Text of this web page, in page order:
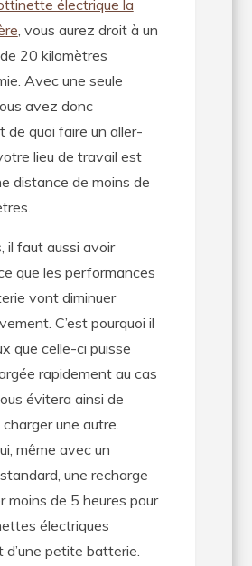
électrique la
, vous aurez droit à un
20 kilomètres
Avec une seule
avez donc
de quoi faire un aller-
lieu de travail est
distance de moins de
il faut aussi avoir
que les performances
vont diminuer
C’est pourquoi il
que celle-ci puisse
rapidement au cas
évitera ainsi de
une autre.
même avec un
une recharge
moins de 5 heures pour
électriques
d’une petite batterie.